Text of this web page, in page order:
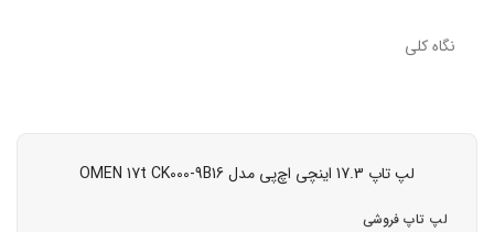
نگاه کلی
لپ تاپ 17.3 اینچی اچ‌پی مدل OMEN 17t CK000-9B16
لپ تاپ فروشی